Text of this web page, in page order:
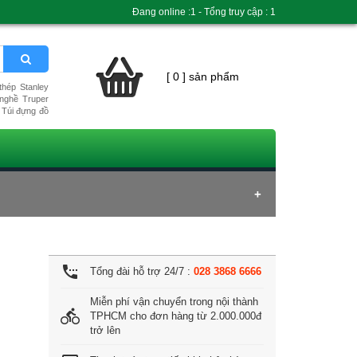
Stanley
Truper
Túi đựng đồ
[ 0 ] sản phẩm
settings_phone Tổng đài hỗ trợ 24/7 : 028 3868 6666
directions_bike
Miễn phí vận chuyển trong nội thành
TPHCM cho đơn hàng từ 2.000.000đ
trở lên
Đang online :1 - Tổng truy cập : 1